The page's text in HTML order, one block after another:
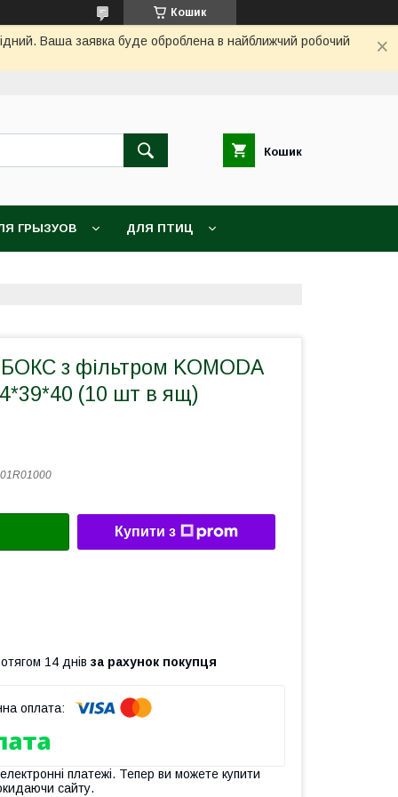
Кошик
Ваша заявка буде оброблена в найближчий робочий
Кошик
ГРЫЗУОВ ДЛЯ ПТИЦ
з фільтром KOMODA
(10 шт в ящ)
Купити з
14 днів за рахунок покупця
платежі. Тепер ви можете купити
сайту.